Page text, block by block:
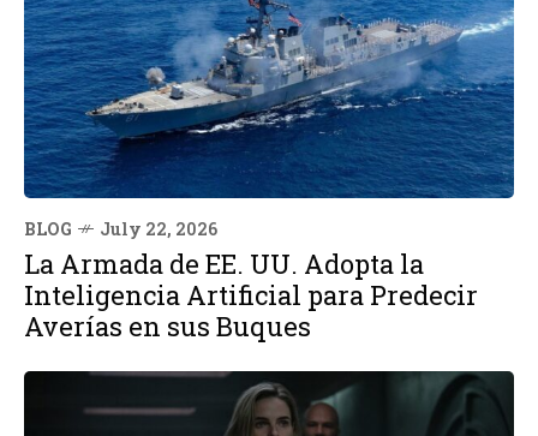
BLOG July 22, 2026
La Armada de EE. UU. Adopta la
Inteligencia Artificial para Predecir
Averías en sus Buques